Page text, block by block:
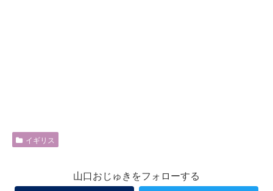
イギリス
山口おじゅきをフォローする